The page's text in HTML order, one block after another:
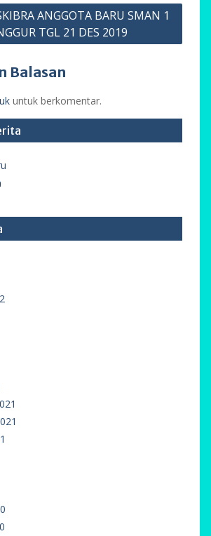
ANGGOTA BARU SMAN 1
TGL 21 DES 2019
Balasan
untuk berkomentar.